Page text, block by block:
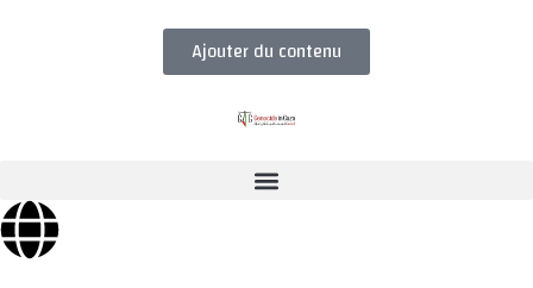
Ajouter du contenu